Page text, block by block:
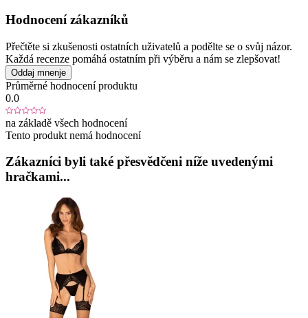
Hodnocení zákazníků
Přečtěte si zkušenosti ostatních uživatelů a podělte se o svůj názor.
Každá recenze pomáhá ostatním při výběru a nám se zlepšovat!
Oddaj mnenje
Průměrné hodnocení produktu
0.0
na základě všech hodnocení
Tento produkt nemá hodnocení
Zákazníci byli také přesvědčeni níže uvedenými
hračkami...